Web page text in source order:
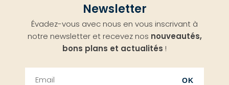
Newsletter
Évadez-vous avec nous en vous inscrivant à
notre newsletter et recevez nos nouveautés,
bons plans et actualités !
OK